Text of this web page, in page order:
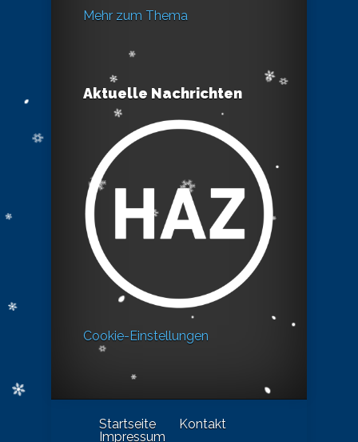
Mehr zum Thema
Aktuelle Nachrichten
Cookie-Einstellungen
Startseite
Kontakt
Impressum